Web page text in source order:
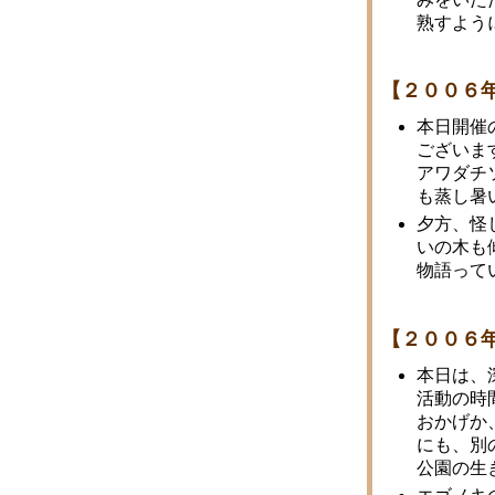
熟すよう
【２００６
本日開催
ございま
アワダチ
も蒸し暑
夕方、怪
いの木も
物語って
【２００６
本日は、
活動の時
おかげか
にも、別
公園の生